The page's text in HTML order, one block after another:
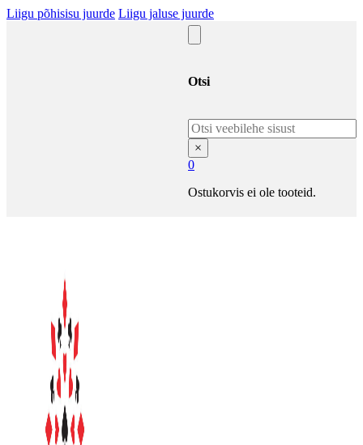
Liigu põhisisu juurde Liigu jaluse juurde
Otsi
Otsi
×
0
Ostukorvis ei ole tooteid.